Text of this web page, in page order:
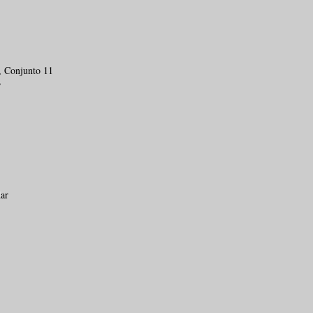
JURÍDICO | TJ-SP
aplicação de
11